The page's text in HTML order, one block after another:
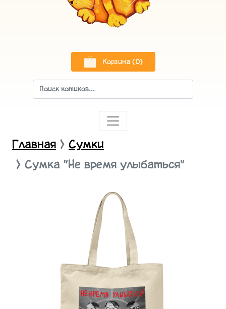
Корзина (0)
Главная
Сумки
Сумка "Не время улыбаться"